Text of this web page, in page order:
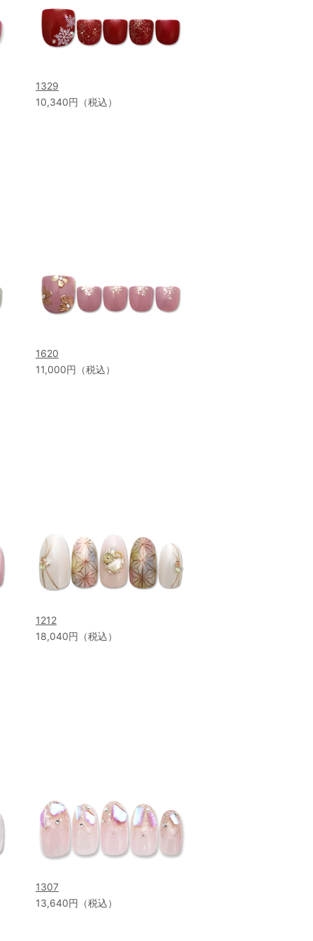
1329
10,340円（税込）
1620
11,000円（税込）
1212
18,040円（税込）
1307
13,640円（税込）